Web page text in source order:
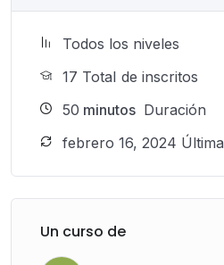
Todos los niveles
17 TotaI de inscritos
50 minutos Duración
febrero 16, 2024
Un curso de